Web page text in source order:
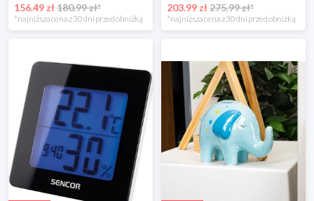
156.49 zł180.99 zł*
*najniższa cena z 30 dni przed obniżką
203.99 zł275.99 zł*
*najniższa cena z 30 dni przed obniżką